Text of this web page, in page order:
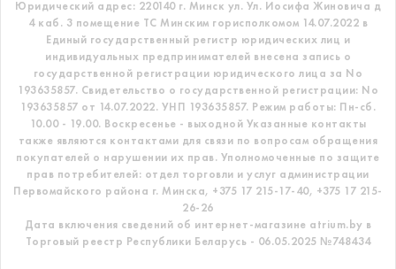
Юридический адрес: 220140 г. Минск ул. Ул. Иосифа Жиновича д
4 каб. 3 помещение ТС Минским горисполкомом 14.07.2022 в
Единый государственный регистр юридических лиц и
индивидуальных предпринимателей внесена запись о
государственной регистрации юридического лица за No
193635857. Свидетельство о государственной регистрации: No
193635857 от 14.07.2022. УНП 193635857. Режим работы: Пн-сб.
10.00 - 19.00. Воскресенье - выходной Указанные контакты
также являются контактами для связи по вопросам обращения
покупателей о нарушении их прав. Уполномоченные по защите
прав потребителей: отдел торговли и услуг администрации
Первомайского района г. Минска, +375 17 215-17-40, +375 17 215-
26-26
Дата включения сведений об интернет-магазине atrium.by в
Торговый реестр Республики Беларусь - 06.05.2025 №748434